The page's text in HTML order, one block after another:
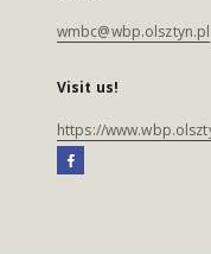
wmbc@wbp.olsztyn.pl
Visit us!
https://